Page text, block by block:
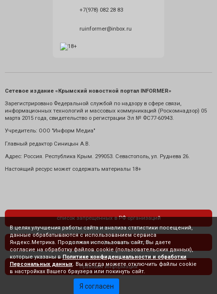
+7(978) 082 28 83
ruinformer@inbox.ru
Сетевое издание «Крымский новостной портал INFORMER»
Зарегистрировано Федеральной службой по надзору в сфере связи,
информационных технологий и массовых коммуникаций (Роскомнадзор) 05
марта 2015 года, свидетельство о регистрации Эл № ФС77-60943.
Учредитель: ООО "Информ Медиа"
Главный редактор Синицын А.В.
Адрес: Россия. Республика Крым. 299053. Севастополь, ул. Руднева 26.
Настоящий ресурс может содержать материалы 18+
список запрещенных в РФ организаций
политика конфиденциальности
правовая информация
В целях улучшения работы сайта и анализа статистики посещений,
данные обрабатываются с использованием сервиса
Яндекс.Метрика. Продолжая использовать сайт, Вы даете
согласие на обработку файлов cookie (пользовательских данных),
которые указаны в Политике конфиденциальности и обработки
Персональных данных . Вы всегда можете отключить файлы cookie
в настройках Вашего браузера или покинуть сайт.
Я согласен